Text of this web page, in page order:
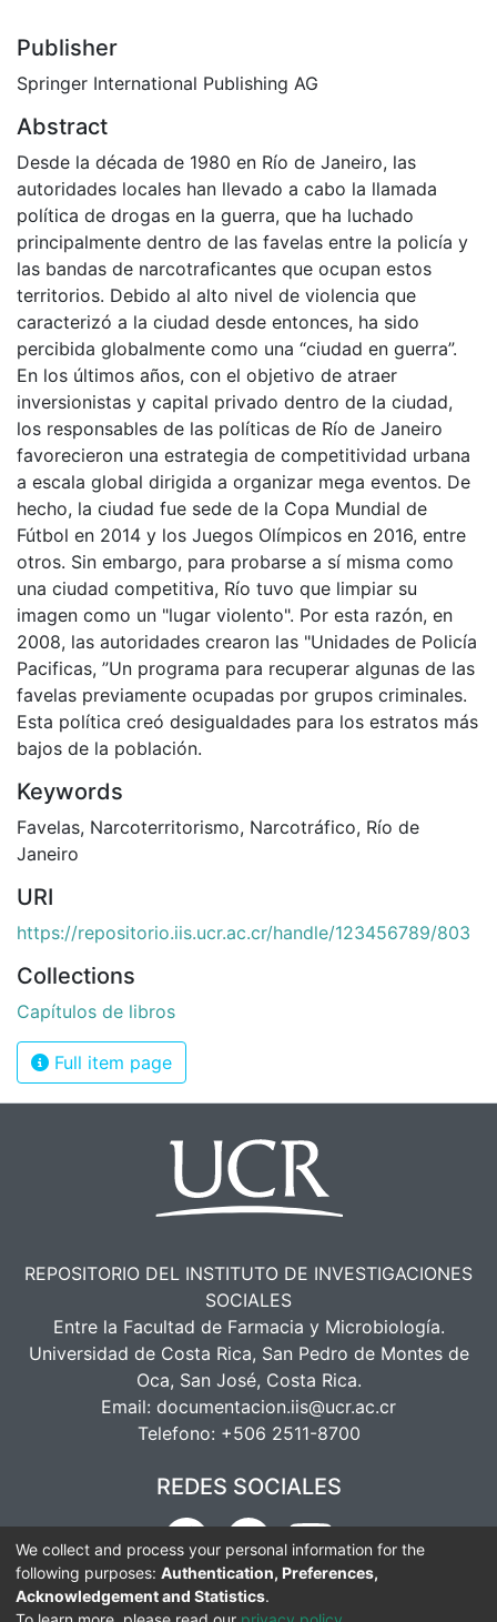
Publisher
Springer International Publishing AG
Abstract
Desde la década de 1980 en Río de Janeiro, las
autoridades locales han llevado a cabo la llamada
política de drogas en la guerra, que ha luchado
principalmente dentro de las favelas entre la policía y
las bandas de narcotraficantes que ocupan estos
territorios. Debido al alto nivel de violencia que
caracterizó a la ciudad desde entonces, ha sido
percibida globalmente como una “ciudad en guerra”.
En los últimos años, con el objetivo de atraer
inversionistas y capital privado dentro de la ciudad,
los responsables de las políticas de Río de Janeiro
favorecieron una estrategia de competitividad urbana
a escala global dirigida a organizar mega eventos. De
hecho, la ciudad fue sede de la Copa Mundial de
Fútbol en 2014 y los Juegos Olímpicos en 2016, entre
otros. Sin embargo, para probarse a sí misma como
una ciudad competitiva, Río tuvo que limpiar su
imagen como un "lugar violento". Por esta razón, en
2008, las autoridades crearon las "Unidades de Policía
Pacificas, ”Un programa para recuperar algunas de las
favelas previamente ocupadas por grupos criminales.
Esta política creó desigualdades para los estratos más
bajos de la población.
Keywords
Favelas, Narcoterritorismo, Narcotráfico, Río de
Janeiro
URI
https://repositorio.iis.ucr.ac.cr/handle/123456789/803
Collections
Capítulos de libros
Full item page
REPOSITORIO DEL INSTITUTO DE INVESTIGACIONES
SOCIALES
Entre la Facultad de Farmacia y Microbiología.
Universidad de Costa Rica, San Pedro de Montes de
Oca, San José, Costa Rica.
Email: documentacion.iis@ucr.ac.cr
Telefono: +506 2511-8700
REDES SOCIALES
We collect and process your personal information for the
following purposes: Authentication, Preferences,
Acknowledgement and Statistics.